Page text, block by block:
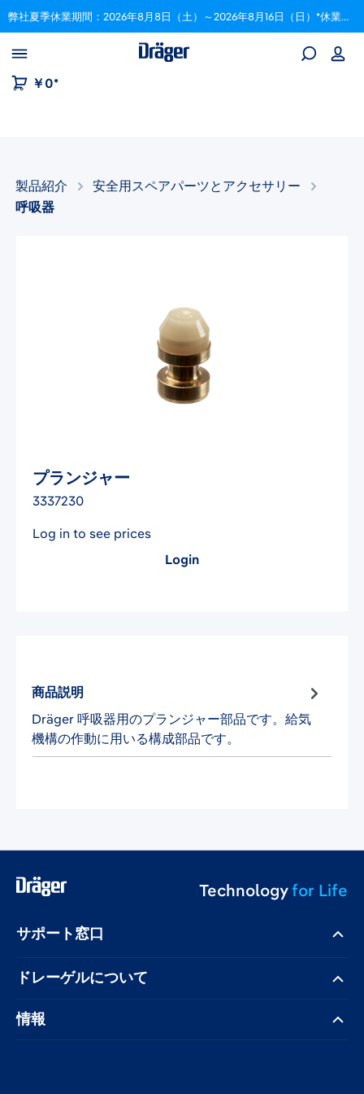
to B2B platform navigation 弊社夏季休業期間：2026年8月8日（土）～2026年8月16日（日）*休業期間中にいただいたご注文は、8月17日以降順次対応いたします。
￥0*
製品紹介
安全用スペアパーツとアクセサリー​
呼吸器
プランジャー
3337230
Log in to see prices
Login
商品説明
Dräger 呼吸器用のプランジャー部品です。給気
機構の作動に用いる構成部品です。
Technologyfor Life
サポート窓口
ドレーゲル​について
情報